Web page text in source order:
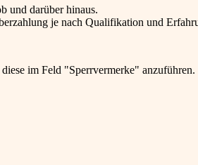
und darüber hinaus.
je nach Qualifikation und
im Feld "Sperrvermerke" anzuführen.